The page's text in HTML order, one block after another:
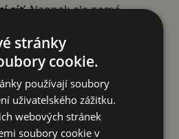
síť. Naopak ale nemá
což zase nabídne
.
Reklama
stránky
cookie.
používají soubory
uživatelského zážitku.
webových stránek
soubory cookie v